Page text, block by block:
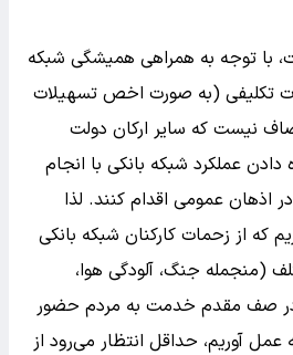
با توجه به همراهی همیشگی شبکه
تکلیفی (به صورت اخص تسهیلات
نیست که سایر ارکان دولت
عملکرد شبکه بانکی با انجام
اذهان عمومی اقدام کنند. لذا
که از زحمات کارکنان شبکه بانکی
(منجمله جنگ، آلودگی هوا،
در صف مقدم خدمت به مردم حضور
عمل آوریم، حداقل انتظار می‌رود از